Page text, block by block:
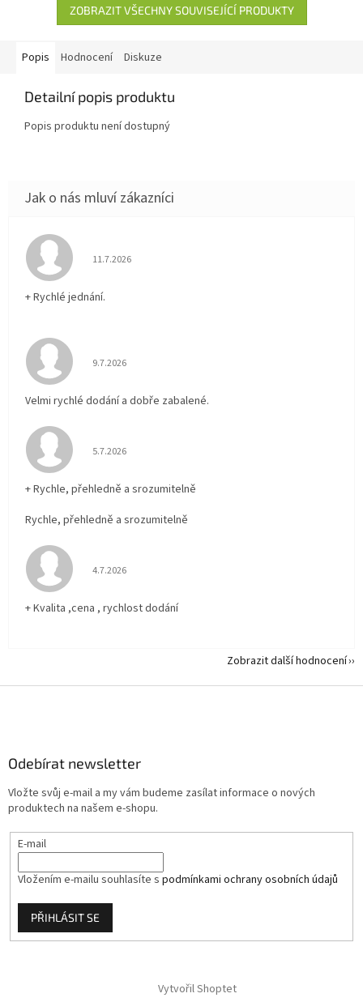
ZOBRAZIT VŠECHNY SOUVISEJÍCÍ PRODUKTY
Popis Hodnocení Diskuze
Detailní popis produktu
Popis produktu není dostupný
Hodnocení obchodu je 5 z 5 hvězdiček.
11.7.2026
+ Rychlé jednání.
Hodnocení obchodu je 5 z 5 hvězdiček.
9.7.2026
Velmi rychlé dodání a dobře zabalené.
Hodnocení obchodu je 5 z 5 hvězdiček.
5.7.2026
+ Rychle, přehledně a srozumitelně
Rychle, přehledně a srozumitelně
Hodnocení obchodu je 5 z 5 hvězdiček.
4.7.2026
+ Kvalita ,cena , rychlost dodání
Zobrazit další hodnocení
Odebírat newsletter
Vložte svůj e-mail a my vám budeme zasílat informace o nových
produktech na našem e-shopu.
E-mail
Vložením e-mailu souhlasíte s podmínkami ochrany osobních údajů
PŘIHLÁSIT SE
Vytvořil Shoptet